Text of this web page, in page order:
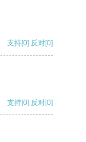
支持[0] 反对[0]
支持[0] 反对[0]